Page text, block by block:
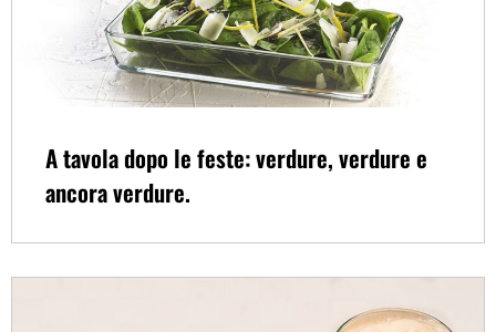
A tavola dopo le feste: verdure, verdure e
ancora verdure.